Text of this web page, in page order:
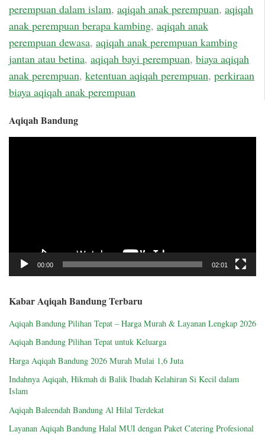
perempuan dalam islam, aqiqah anak perempuan, aqiqah
anak perempuan berapa kambing, aqiqah anak
perempuan dewasa, aqiqah anak perempuan kambing
jantan atau betina, aqiqah bayi perempuan, biaya aqiqah
anak perempuan, ketentuan aqiqah perempuan, perkiraan
biaya aqiqah anak perempuan
Aqiqah Bandung
00:00 02:01
Kabar Aqiqah Bandung Terbaru
Aqiqah Bandung Pilihan Tepat – Harga Murah & Layanan Lengkap 2026
Aqiqah Bandung Pilihan Tepat untuk Keluarga
Harga Aqiqah Bandung 2026 Murah Mulai 1,6 Juta
Indahnya Aqiqah, Hikmah di Balik Ibadah Kelahiran Si Kecil dalam
Islam
Aqiqah Baleendah Bandung Al Hilal Terdekat
Layanan Aqiqah Bandung Halal MUI dengan Paket Catering Profesional